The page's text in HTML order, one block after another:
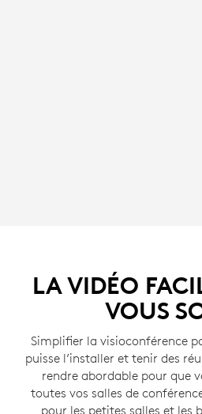
LA VIDÉO
VOUS
Simplifier la visioconférence
puisse l’installer et tenir des
rendre abordable pour que
toutes vos salles de
pour les petites salles et les